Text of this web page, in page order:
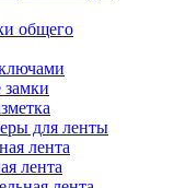
общего
для ленты
лента
лента